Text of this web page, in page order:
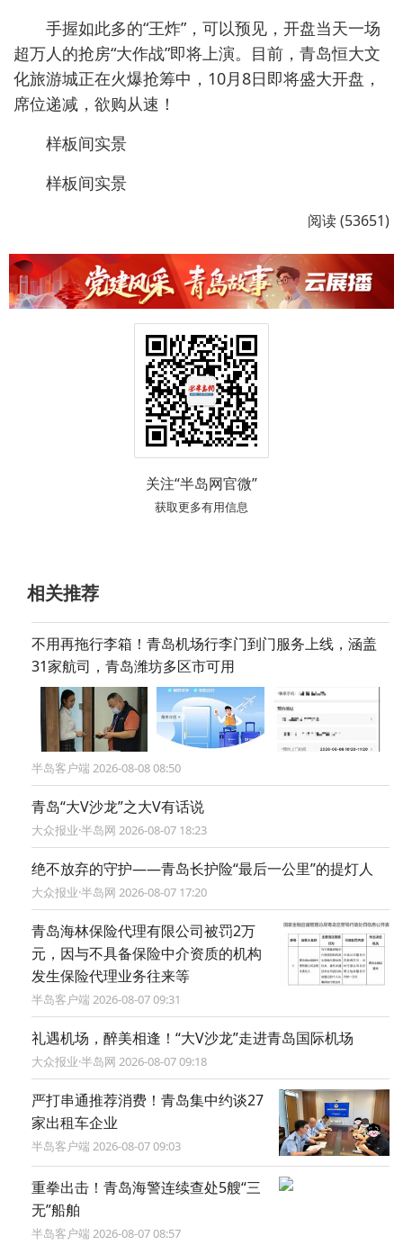
手握如此多的“王炸”，可以预见，开盘当天一场
超万人的抢房“大作战”即将上演。目前，青岛恒大文
化旅游城正在火爆抢筹中，10月8日即将盛大开盘，
席位递减，欲购从速！
样板间实景
样板间实景
阅读 (53651)
关注“半岛网官微”
获取更多有用信息
相关推荐
不用再拖行李箱！青岛机场行李门到门服务上线，涵盖
31家航司，青岛潍坊多区市可用
半岛客户端 2026-08-08 08:50
青岛“大V沙龙”之大V有话说
大众报业·半岛网 2026-08-07 18:23
绝不放弃的守护——青岛长护险“最后一公里”的提灯人
大众报业·半岛网 2026-08-07 17:20
青岛海林保险代理有限公司被罚2万
元，因与不具备保险中介资质的机构
发生保险代理业务往来等
半岛客户端 2026-08-07 09:31
礼遇机场，醉美相逢！“大V沙龙”走进青岛国际机场
大众报业·半岛网 2026-08-07 09:18
严打串通推荐消费！青岛集中约谈27
家出租车企业
半岛客户端 2026-08-07 09:03
重拳出击！青岛海警连续查处5艘“三
无”船舶
半岛客户端 2026-08-07 08:57